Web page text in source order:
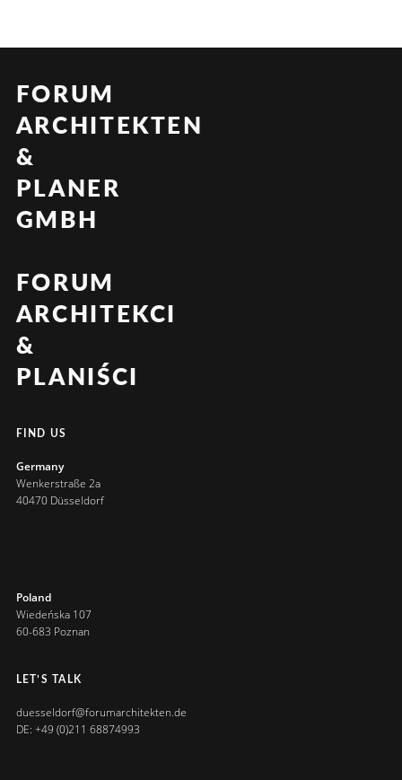
FORUM
ARCHITEKTEN
&
PLANER
GMBH
FORUM
ARCHITEKCI
&
PLANIŚCI
FIND US
Germany
Wenkerstraße 2a
40470 Düsseldorf
Poland
Wiedeńska 107
60-683 Poznan
LET’S TALK
duesseldorf@forumarchitekten.de
DE: +49 (0)211 68874993